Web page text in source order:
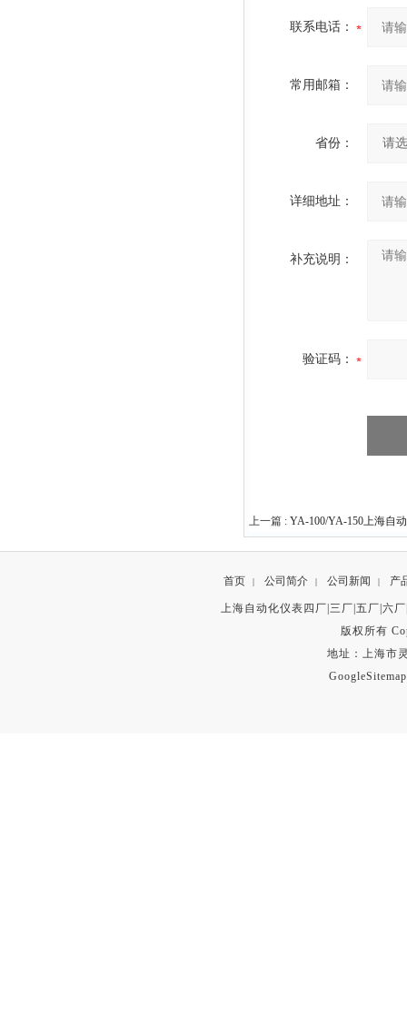
联系电话：
常用邮箱：
省份：
详细地址：
补充说明：
验证码：
上一篇 : YA-100/YA-150上海自
首页 | 公司简介 | 公司新闻 | 产
上海自动化仪表四厂|三厂|五厂|六
版权所有
地址：上海市
GoogleSitemap